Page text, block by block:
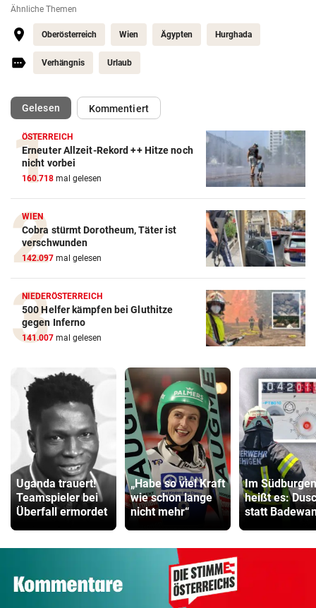
Ähnliche Themen
Oberösterreich Wien Ägypten Hurghada
Verhängnis Urlaub
Gelesen(ausgewählt)Kommentiert
ÖSTERREICH
Erneuter Allzeit-Rekord ++ Hitze noch
nicht vorbei
160.718 mal gelesen
WIEN
Cobra stürmt Dorotheum, Täter ist
verschwunden
142.097 mal gelesen
NIEDERÖSTERREICH
500 Helfer kämpfen bei Gluthitze
gegen Inferno
141.007 mal gelesen
Uganda trauert!
Teamspieler bei
Überfall ermordet
„Habe so viel Kraft
wie schon lange
nicht mehr“
Im
heißt es:
statt